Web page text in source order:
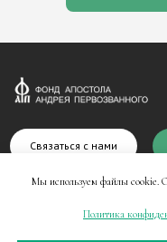
Мы используем файлы cookie.
Политика
Связаться с нами